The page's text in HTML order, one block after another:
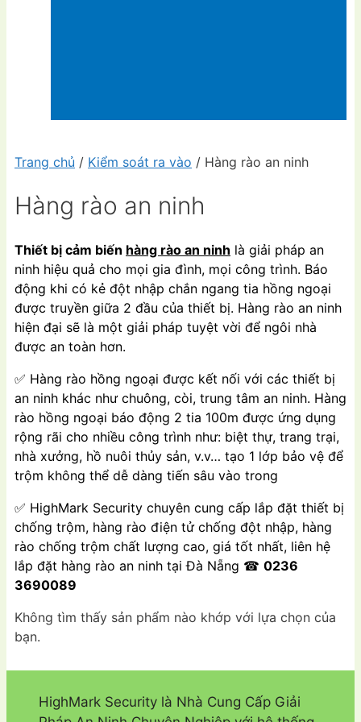
Trang chủ / Kiểm soát ra vào / Hàng rào an ninh
Hàng rào an ninh
Thiết bị cảm biến hàng rào an ninh là giải pháp an
ninh hiệu quả cho mọi gia đình, mọi công trình. Báo
động khi có kẻ đột nhập chắn ngang tia hồng ngoại
được truyền giữa 2 đầu của thiết bị. Hàng rào an ninh
hiện đại sẽ là một giải pháp tuyệt vời để ngôi nhà
được an toàn hơn.
✅ Hàng rào hồng ngoại được kết nối với các thiết bị
an ninh khác như chuông, còi, trung tâm an ninh. Hàng
rào hồng ngoại báo động 2 tia 100m được ứng dụng
rộng rãi cho nhiều công trình như: biệt thự, trang trại,
nhà xưởng, hồ nuôi thủy sản, v.v… tạo 1 lớp bảo vệ để
trộm không thể dễ dàng tiến sâu vào trong
✅ HighMark Security chuyên cung cấp lắp đặt thiết bị
chống trộm, hàng rào điện tử chống đột nhập, hàng
rào chống trộm chất lượng cao, giá tốt nhất, liên hệ
lắp đặt hàng rào an ninh tại Đà Nẵng ☎ 0236
3690089
Không tìm thấy sản phẩm nào khớp với lựa chọn của
bạn.
HighMark Security là Nhà Cung Cấp Giải